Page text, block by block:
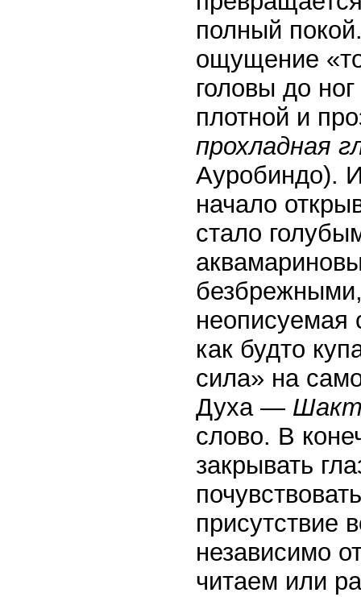
полный
ощущение
головы до
плотной и
прохладная
Ауробиндо).
начало
стало
неописуемая
как будто
сила» на
Духа —
слово. В
закрывать
присутствие
независимо
читаем или